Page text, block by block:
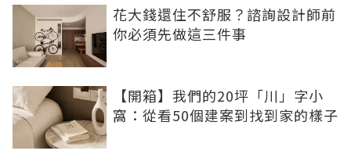
花大錢還住不舒服？諮詢設計師前
你必須先做這三件事
【開箱】我們的20坪「川」字小
窩：從看50個建案到找到家的樣子